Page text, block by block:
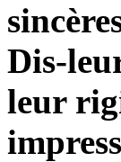
Dis-
leur